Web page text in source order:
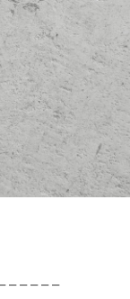
– – – – –